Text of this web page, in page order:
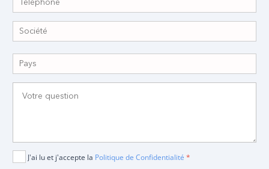
J'ai lu et j'accepte la Politique de Confidentialité *